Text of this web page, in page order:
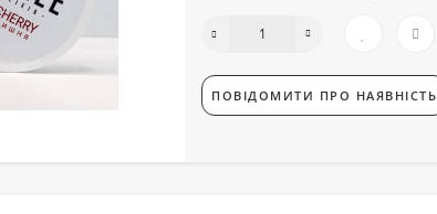
ПОВІДОМИТИ ПРО НАЯВНІСТЬ